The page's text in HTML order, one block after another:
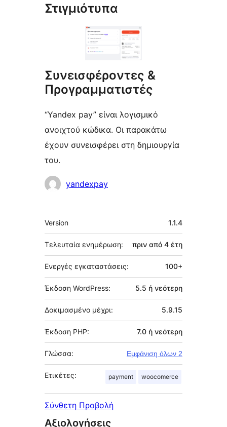
Στιγμιότυπα
Συνεισφέροντες &
Προγραμματιστές
“Yandex pay” είναι λογισμικό
ανοιχτού κώδικα. Οι παρακάτω
έχουν συνεισφέρει στη δημιουργία
του.
Συντελεστές
yandexpay
Μεταστοιχεία
Version 1.1.4
Τελευταία ενημέρωση: πριν από 4 έτη
Ενεργές εγκαταστάσεις: 100+
Έκδοση WordPress: 5.5 ή νεότερη
Δοκιμασμένο μέχρι: 5.9.15
Έκδοση PHP: 7.0 ή νεότερη
Γλώσσα: Εμφάνιση όλων 2
Ετικέτες: payment woocomerce
Σύνθετη Προβολή
Αξιολογήσεις